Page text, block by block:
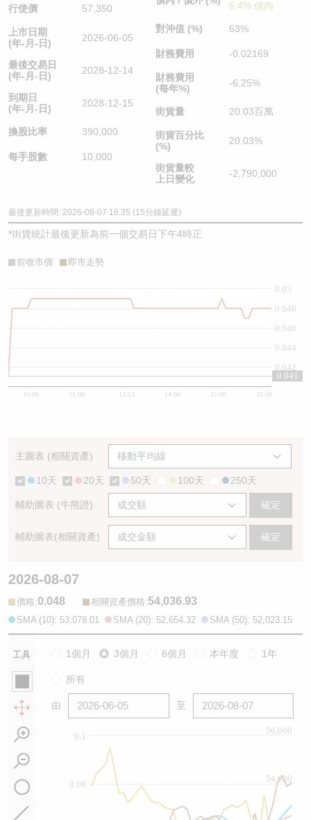
行使價 57,350
上市日期
(年-月-日)
2026-06-05
最後交易日
(年-月-日)
2028-12-14
到期日
(年-月-日)
2028-12-15
換股比率 390,000
每手股數 10,000
6.4% 價內
對沖值 (%) 63%
財務費用 -0.02169
財務費用
(每年%)
-6.25%
街貨量 20.03百萬
街貨百分比
(%)
20.03%
街貨量較
上日變化
-2,790,000
最後更新時間: 2026-08-07 16:35 (15分鐘延遲)
*街貨統計最後更新為前一個交易日下午4時正
前收市價 即市走勢
10:00 11:00 12/13 14:00 15:00 16:00
0.042
0.044
0.046
0.048
0.05
0.041
主圖表 (相關資產)
10天 20天 50天 100天 250天
輔助圖表 (牛熊證) 確定
輔助圖表(相關資產) 確定
2026-08-07
價格:0.048 相關資產價格:54,036.93
SMA (10): 53,078.01 SMA (20): 52,654.32 SMA (50): 52,023.15
工具 1個月 3個月 6個月 本年度 1年
所有
由 至
0.08
0.1
54,000
56,000